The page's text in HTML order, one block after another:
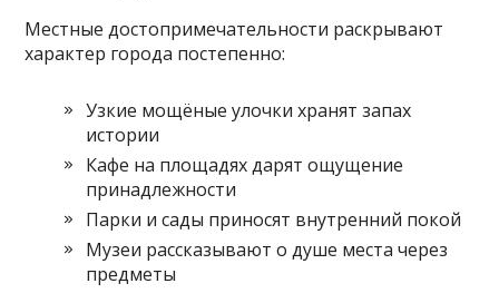
Местные достопримечательности раскрывают
характер города постепенно:
Узкие мощёные улочки хранят запах
истории
Кафе на площадях дарят ощущение
принадлежности
Парки и сады приносят внутренний покой
Музеи рассказывают о душе места через
предметы